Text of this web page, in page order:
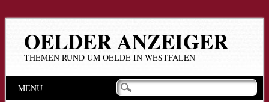
OELDER ANZEIGER
THEMEN RUND UM OELDE IN WESTFALEN
Hauptmenü
Inhalt
MENU